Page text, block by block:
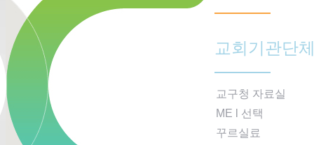
교회기관단
교구청 자료실
ME l 선택
꾸르실료